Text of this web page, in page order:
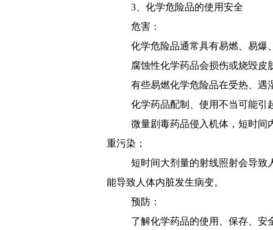
3、 化学危险品的使用安全
危害：
化学危险品通常具有易燃、易爆
腐蚀性化学药品会损伤或烧毁皮
有些易燃化学危险品在受热、遇
化学药品配制、使用不当可能引
微量剧毒药品侵入机体，短时间
重污染；
短时间大剂量的射线照射会导致
能导致人体内脏发生病变。
预防：
了解化学药品的使用、保存、安